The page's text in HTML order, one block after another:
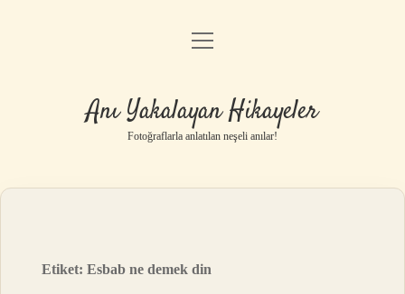
Anasayfa
Yasal Uyarı
menüyü
Anı Yakalayan Hikayeler
Fotoğraflarla anlatılan neşeli anılar!
Etiket:Esbab ne demek din